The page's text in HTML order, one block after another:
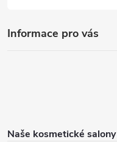
Informace pro vás
Naše kosmetické salony